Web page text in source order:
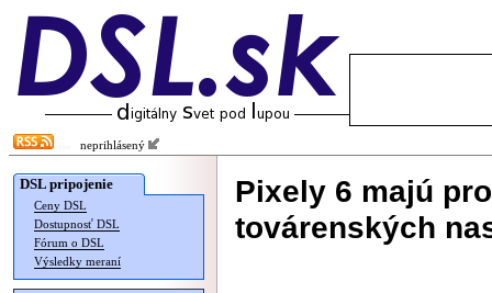
neprihlásený
DSL pripojenie
Ceny DSL
Dostupnosť DSL
Fórum o DSL
Výsledky meraní
Pixely 6 majú
továrenských